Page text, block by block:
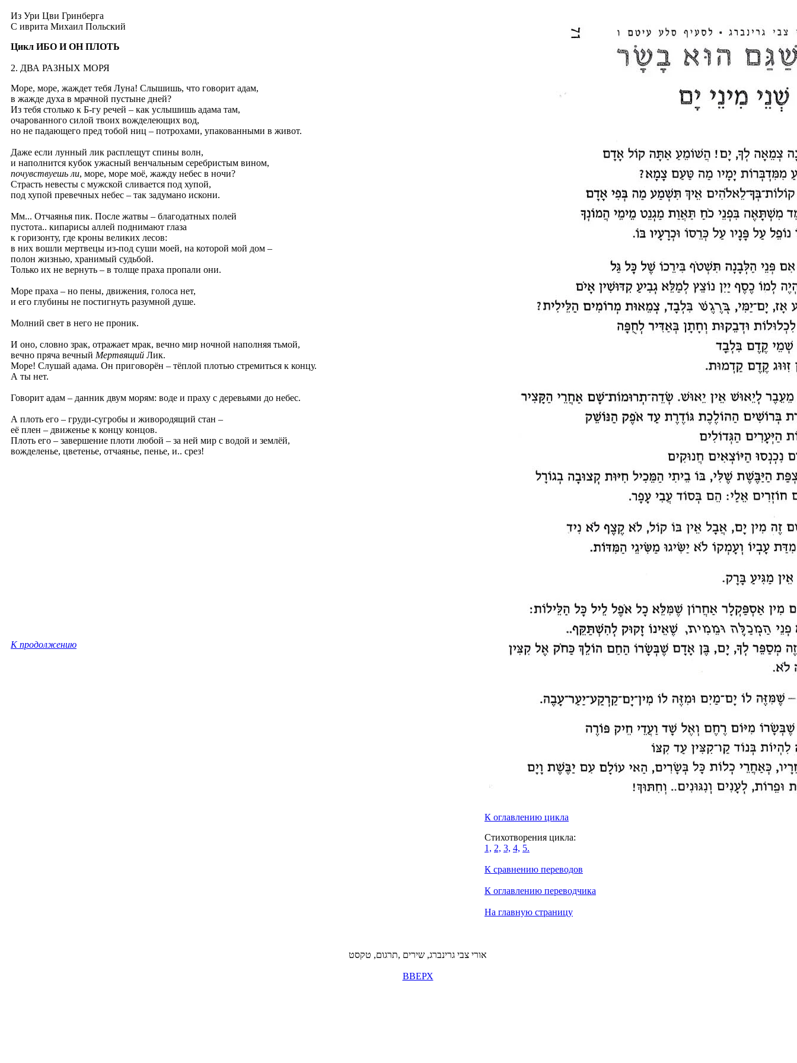
Из Ури Цви Гринберга
C иврита Михаил Польский
Цикл ИБО И ОН ПЛОТЬ
2. ДВА РАЗНЫХ МОРЯ
Море, море, жаждет тебя Луна! Слышишь, что говорит адам,
в жажде духа в мрачной пустыне дней?
Из тебя столько к Б-гу речей – как услышишь адама там,
очарованного силой твоих вожделеющих вод,
но не падающего пред тобой ниц – потрохами, упакованными в живот.
Даже если лунный лик расплещут спины волн,
и наполнится кубок ужасный венчальным серебристым вином,
почувствуешь ли, море, море моё, жажду небес в ночи?
Страсть невесты с мужской сливается под хупой,
под хупой превечных небес – так задумано искони.
Мм... Отчаянья пик. После жатвы – благодатных полей
пустота.. кипарисы аллей поднимают глаза
к горизонту, где кроны великих лесов:
в них вошли мертвецы из-под суши моей, на которой мой дом –
полон жизнью, хранимый судьбой.
Только их не вернуть – в толще праха пропали они.
Море праха – но пены, движения, голоса нет,
и его глубины не постигнуть разумной душе.
Молний свет в него не проник.
И оно, словно зрак, отражает мрак, вечно мир ночной наполняя тьмой,
вечно пряча вечный Мертвящий Лик.
Море! Слушай адама. Он приговорён – тёплой плотью стремиться к концу.
А ты нет.
Говорит адам – данник двум морям: воде и праху с деревьями до небес.
А плоть его – груди-сугробы и живородящий стан –
её плен – движенье к концу концов.
Плоть его – завершение плоти любой – за ней мир с водой и землёй,
вожделенье, цветенье, отчаянье, пенье, и.. срез!
К продолжению
К оглавлению цикла
Стихотворения цикла:
1, 2, 3, 4, 5.
К сравнению переводов
К оглавлению переводчика
На главную страницу
אורי צבי גרינברג, שירים ,תרגום, טקסט
ВВЕРХ